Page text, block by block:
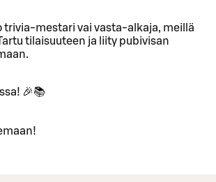
trivia-mestari vai vasta-alkaja, meillä
tilaisuuteen ja liity pubivisan
🎉📚